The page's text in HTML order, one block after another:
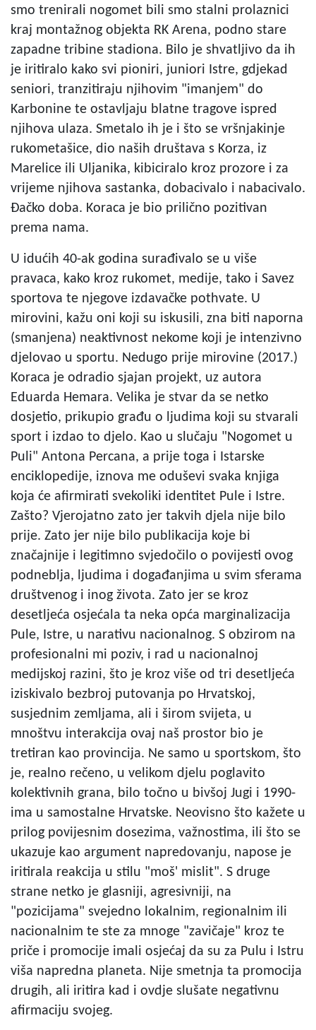
smo trenirali nogomet bili smo stalni prolaznici
kraj montažnog objekta RK Arena, podno stare
zapadne tribine stadiona. Bilo je shvatljivo da ih
je iritiralo kako svi pioniri, juniori Istre, gdjekad
seniori, tranzitiraju njihovim "imanjem" do
Karbonine te ostavljaju blatne tragove ispred
njihova ulaza. Smetalo ih je i što se vršnjakinje
rukometašice, dio naših društava s Korza, iz
Marelice ili Uljanika, kibiciralo kroz prozore i za
vrijeme njihova sastanka, dobacivalo i nabacivalo.
Đačko doba. Koraca je bio prilično pozitivan
prema nama.
U idućih 40-ak godina surađivalo se u više
pravaca, kako kroz rukomet, medije, tako i Savez
sportova te njegove izdavačke pothvate. U
mirovini, kažu oni koji su iskusili, zna biti naporna
(smanjena) neaktivnost nekome koji je intenzivno
djelovao u sportu. Nedugo prije mirovine (2017.)
Koraca je odradio sjajan projekt, uz autora
Eduarda Hemara. Velika je stvar da se netko
dosjetio, prikupio građu o ljudima koji su stvarali
sport i izdao to djelo. Kao u slučaju "Nogomet u
Puli" Antona Percana, a prije toga i Istarske
enciklopedije, iznova me oduševi svaka knjiga
koja će afirmirati svekoliki identitet Pule i Istre.
Zašto? Vjerojatno zato jer takvih djela nije bilo
prije. Zato jer nije bilo publikacija koje bi
značajnije i legitimno svjedočilo o povijesti ovog
podneblja, ljudima i događanjima u svim sferama
društvenog i inog života. Zato jer se kroz
desetljeća osjećala ta neka opća marginalizacija
Pule, Istre, u narativu nacionalnog. S obzirom na
profesionalni mi poziv, i rad u nacionalnoj
medijskoj razini, što je kroz više od tri desetljeća
iziskivalo bezbroj putovanja po Hrvatskoj,
susjednim zemljama, ali i širom svijeta, u
mnoštvu interakcija ovaj naš prostor bio je
tretiran kao provincija. Ne samo u sportskom, što
je, realno rečeno, u velikom djelu poglavito
kolektivnih grana, bilo točno u bivšoj Jugi i 1990-
ima u samostalne Hrvatske. Neovisno što kažete u
prilog povijesnim dosezima, važnostima, ili što se
ukazuje kao argument napredovanju, napose je
iritirala reakcija u stilu "moš' mislit". S druge
strane netko je glasniji, agresivniji, na
"pozicijama" svejedno lokalnim, regionalnim ili
nacionalnim te ste za mnoge "zavičaje" kroz te
priče i promocije imali osjećaj da su za Pulu i Istru
viša napredna planeta. Nije smetnja ta promocija
drugih, ali iritira kad i ovdje slušate negativnu
afirmaciju svojeg.